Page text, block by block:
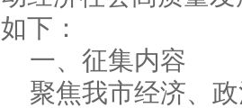
如下：
一、征集内容
聚焦我市经济、